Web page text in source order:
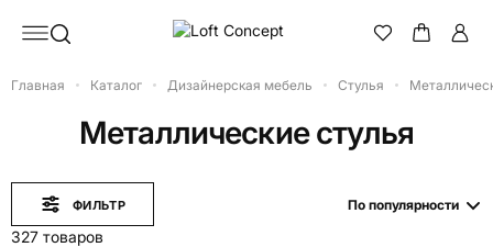
Главная Каталог Дизайнерская мебель Стулья
Металлические стулья
ФИЛЬТР
327 товаров
По популярности